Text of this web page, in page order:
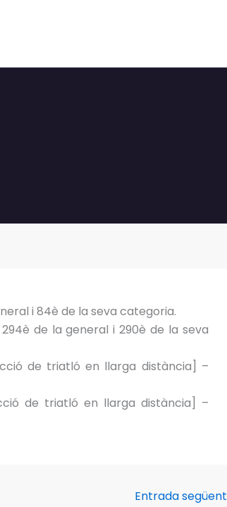
i 84è de la seva categoria.
294è de la general i 290è de la seva
de triatló en llarga distància] –
de triatló en llarga distància] –
Entrada següent